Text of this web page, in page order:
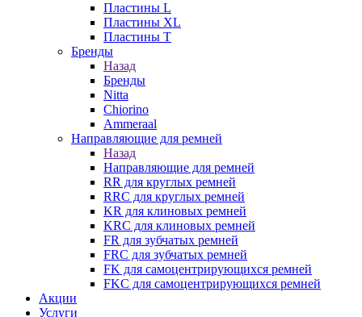
Пластины L
Пластины XL
Пластины T
Бренды
Назад
Бренды
Nitta
Chiorino
Ammeraal
Направляющие для ремней
Назад
Направляющие для ремней
RR для круглых ремней
RRC для круглых ремней
KR для клиновых ремней
KRC для клиновых ремней
FR для зубчатых ремней
FRC для зубчатых ремней
FK для самоцентрирующихся ремней
FKC для самоцентрирующихся ремней
Акции
Услуги